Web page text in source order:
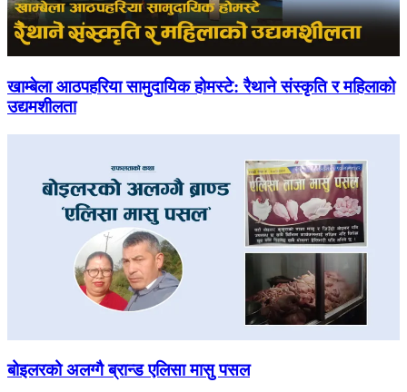
खाम्बेला आठपहरिया सामुदायिक होमस्टे: रैथाने संस्कृति र महिलाको
उद्यमशीलता
बोइलरको अलग्गै ब्रान्ड एलिसा मासु पसल